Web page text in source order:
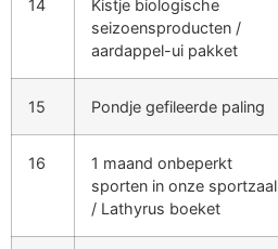
14
Kistje biologische
seizoensproducten /
aardappel-ui pakket
15 Pondje gefileerde paling
16
1 maand onbeperkt
sporten in onze sportzaal
/ Lathyrus boeket